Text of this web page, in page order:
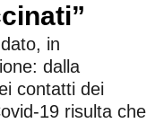
in
dalla
contatti dei
19 risulta che